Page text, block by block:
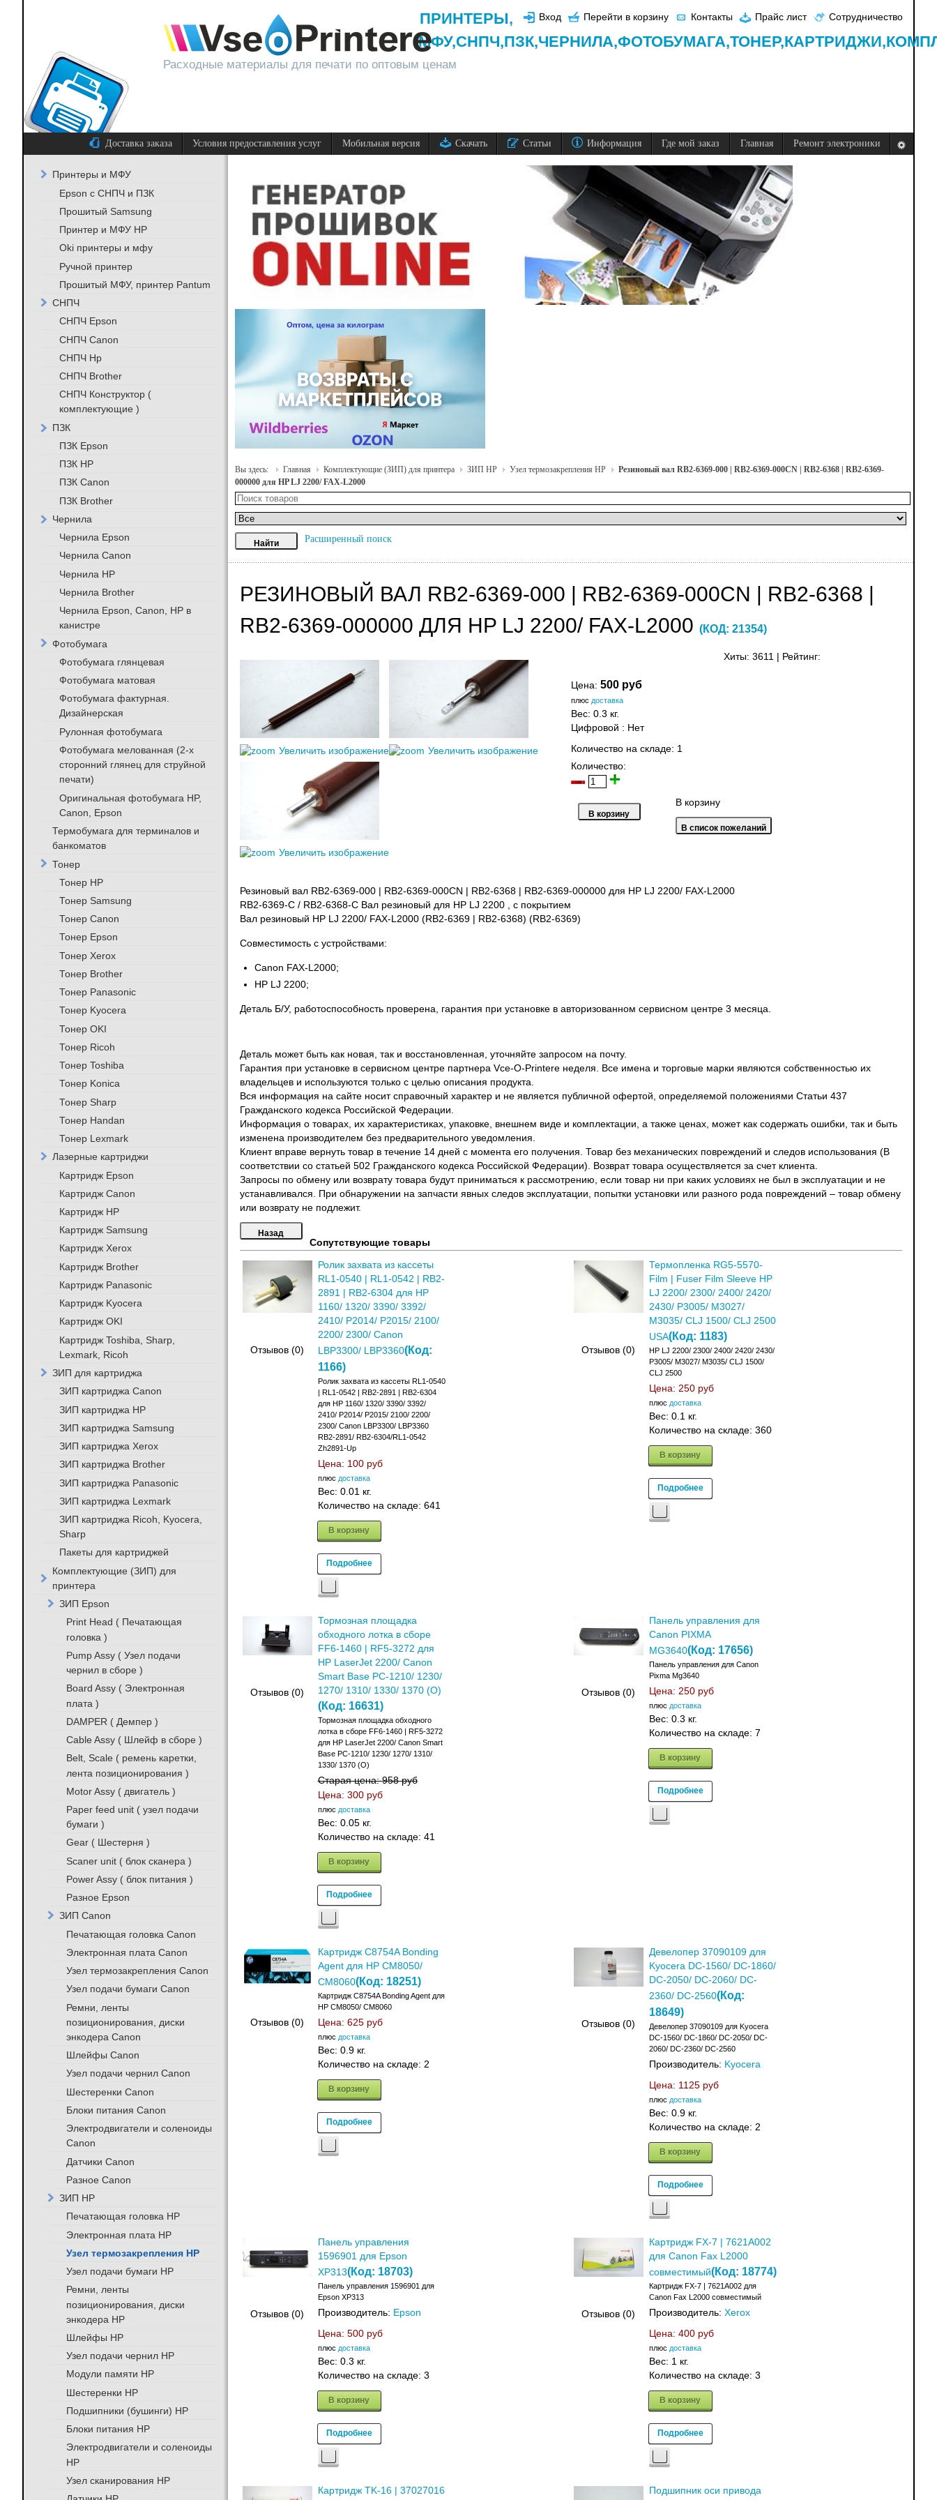
Расходные материалы для печати по оптовым ценам
Вход Перейти в корзину Контакты Прайс лист Сотрудничество
ПРИНТЕРЫ,
МФУ,СНПЧ,ПЗК,ЧЕРНИЛА,ФОТОБУМАГА,ТОНЕР,КАРТРИДЖИ,
Доставка заказа Условия предоставления услуг Мобильная версия Скачать Статьи Информация Где мой заказ Главная Ремонт электроники
Вы здесь: Главная Комплектующие (ЗИП) для принтера ЗИП HP Узел термозакрепления HP
Резиновый вал RB2-6369-000 | RB2-6369-000CN | RB2-6368 | RB2-6369-
000000 для HP LJ 2200/ FAX-L2000
Расширенный поиск
РЕЗИНОВЫЙ ВАЛ RB2-6369-000 | RB2-6369-000CN | RB2-6368 |
RB2-6369-000000 ДЛЯ HP LJ 2200/ FAX-L2000 (КОД: 21354)
Хиты: 3611 Рейтинг:
Увеличить изображение Увеличить изображение
Увеличить изображение
Цена: 500 руб
плюс доставка
Вес: 0.3 кг.
Цифровой : Нет
Количество на складе: 1
Количество:
В корзину
Резиновый вал RB2-6369-000 | RB2-6369-000CN | RB2-6368 | RB2-6369-000000 для HP LJ 2200/ FAX-L2000
RB2-6369-С / RB2-6368-С Вал резиновый для HP LJ 2200 , с покрытием
Вал резиновый НР LJ 2200/ FAX-L2000 (RB2-6369 | RB2-6368) (RB2-6369)
Совместимость с устройствами:
Canon FAX-L2000;
HP LJ 2200;
Деталь Б/У, работоспособность проверена, гарантия при установке в авторизованном сервисном центре 3 месяца.
Деталь может быть как новая, так и восстановленная, уточняйте запросом на почту.
Гарантия при установке в сервисном центре партнера Vce-O-Printere неделя. Все имена и торговые марки являются собственностью их
владельцев и используются только с целью описания продукта.
Вся информация на сайте носит справочный характер и не является публичной офертой, определяемой положениями Статьи 437
Гражданского кодекса Российской Федерации.
Информация о товарах, их характеристиках, упаковке, внешнем виде и комплектации, а также ценах, может как содержать ошибки, так и быть
изменена производителем без предварительного уведомления.
Клиент вправе вернуть товар в течение 14 дней с момента его получения. Товар без механических повреждений и следов использования (В
соответствии со статьей 502 Гражданского кодекса Российской Федерации). Возврат товара осуществляется за счет клиента.
Запросы по обмену или возврату товара будут приниматься к рассмотрению, если товар ни при каких условиях не был в эксплуатации и не
устанавливался. При обнаружении на запчасти явных следов эксплуатации, попытки установки или разного рода повреждений – товар обмену
или возврату не подлежит.
Сопутствующие товары
Отзывов (0)
Ролик захвата из кассеты
RL1-0540 | RL1-0542 | RB2-
2891 | RB2-6304 для HP
1160/ 1320/ 3390/ 3392/
2410/ P2014/ P2015/ 2100/
2200/ 2300/ Canon
LBP3300/ LBP3360(Код:
1166)
Ролик захвата из кассеты RL1-0540
| RL1-0542 | RB2-2891 | RB2-6304
для HP 1160/ 1320/ 3390/ 3392/
2410/ P2014/ P2015/ 2100/ 2200/
2300/ Canon LBP3300/ LBP3360
RB2-2891/ RB2-6304/RL1-0542
Zh2891-Up
Цена: 100 руб
плюс доставка
Вес: 0.01 кг.
Количество на складе: 641
В корзину
Подробнее
Отзывов (0)
Термопленка RG5-5570-
Film | Fuser Film Sleeve HP
LJ 2200/ 2300/ 2400/ 2420/
2430/ P3005/ M3027/
M3035/ CLJ 1500/ CLJ 2500
USA(Код: 1183)
HP LJ 2200/ 2300/ 2400/ 2420/ 2430/
P3005/ M3027/ M3035/ CLJ 1500/
CLJ 2500
Цена: 250 руб
плюс доставка
Вес: 0.1 кг.
Количество на складе: 360
В корзину
Подробнее
Отзывов (0)
Тормозная площадка
обходного лотка в сборе
FF6-1460 | RF5-3272 для
HP LaserJet 2200/ Canon
Smart Base PC-1210/ 1230/
1270/ 1310/ 1330/ 1370 (О)
(Код: 16631)
Тормозная площадка обходного
лотка в сборе FF6-1460 | RF5-3272
для HP LaserJet 2200/ Canon Smart
Base PC-1210/ 1230/ 1270/ 1310/
1330/ 1370 (О)
Старая цена:958 руб
Цена: 300 руб
плюс доставка
Вес: 0.05 кг.
Количество на складе: 41
В корзину
Подробнее
Отзывов (0)
Панель управления для
Canon PIXMA
MG3640(Код: 17656)
Панель управления для Canon
Pixma Mg3640
Цена: 250 руб
плюс доставка
Вес: 0.3 кг.
Количество на складе: 7
В корзину
Подробнее
Отзывов (0)
Картридж C8754A Bonding
Agent для HP CM8050/
CM8060(Код: 18251)
Картридж C8754A Bonding Agent для
HP CM8050/ CM8060
Цена: 625 руб
плюс доставка
Вес: 0.9 кг.
Количество на складе: 2
В корзину
Подробнее
Отзывов (0)
Девелопер 37090109 для
Kyocera DC-1560/ DC-1860/
DC-2050/ DC-2060/ DC-
2360/ DC-2560(Код:
18649)
Девелопер 37090109 для Kyocera
DC-1560/ DC-1860/ DC-2050/ DC-
2060/ DC-2360/ DC-2560
Производитель: Kyocera
Цена: 1125 руб
плюс доставка
Вес: 0.9 кг.
Количество на складе: 2
В корзину
Подробнее
Отзывов (0)
Панель управления
1596901 для Epson
XP313(Код: 18703)
Панель управления 1596901 для
Epson XP313
Производитель: Epson
Цена: 500 руб
плюс доставка
Вес: 0.3 кг.
Количество на складе: 3
В корзину
Подробнее
Отзывов (0)
Картридж FX-7 | 7621A002
для Canon Fax L2000
совместимый(Код: 18774)
Картридж FX-7 | 7621A002 для
Canon Fax L2000 совместимый
Производитель: Xerox
Цена: 400 руб
плюс доставка
Вес: 1 кг.
Количество на складе: 3
В корзину
Подробнее
Картридж TK-16 | 37027016
Подшипник оси привода
Принтеры и МФУ
Epson с СНПЧ и ПЗК
Прошитый Samsung
Принтер и МФУ HP
Oki принтеры и мфу
Ручной принтер
Прошитый МФУ, принтер Pantum
СНПЧ
СНПЧ Epson
СНПЧ Canon
СНПЧ Hp
СНПЧ Brother
СНПЧ Конструктор (
комплектующие )
ПЗК
ПЗК Epson
ПЗК HP
ПЗК Canon
ПЗК Brother
Чернила
Чернила Epson
Чернила Canon
Чернила HP
Чернила Brother
Чернила Epson, Canon, HP в
канистре
Фотобумага
Фотобумага глянцевая
Фотобумага матовая
Фотобумага фактурная.
Дизайнерская
Рулонная фотобумага
Фотобумага мелованная (2-х
сторонний глянец для струйной
печати)
Оригинальная фотобумага HP,
Canon, Epson
Термобумага для терминалов и
банкоматов
Тонер
Тонер HP
Тонер Samsung
Тонер Canon
Тонер Epson
Тонер Xerox
Тонер Brother
Тонер Panasonic
Тонер Kyocera
Тонер OKI
Тонер Ricoh
Тонер Toshiba
Тонер Konica
Тонер Sharp
Тонер Handan
Тонер Lexmark
Лазерные картриджи
Картридж Epson
Картридж Canon
Картридж HP
Картридж Samsung
Картридж Xerox
Картридж Brother
Картридж Panasonic
Картридж Kyocera
Картридж OKI
Картридж Toshiba, Sharp,
Lexmark, Ricoh
ЗИП для картриджа
ЗИП картриджа Canon
ЗИП картриджа HP
ЗИП картриджа Samsung
ЗИП картриджа Xerox
ЗИП картриджа Brother
ЗИП картриджа Panasonic
ЗИП картриджа Lexmark
ЗИП картриджа Ricoh, Kyocera,
Sharp
Пакеты для картриджей
Комплектующие (ЗИП) для
принтера
ЗИП Epson
Print Head ( Печатающая
головка )
Pump Assy ( Узел подачи
чернил в сборе )
Board Assy ( Электронная
плата )
DAMPER ( Демпер )
Cable Assy ( Шлейф в сборе )
Belt, Scale ( ремень каретки,
лента позиционирования )
Motor Assy ( двигатель )
Paper feed unit ( узел подачи
бумаги )
Gear ( Шестерня )
Scaner unit ( блок сканера )
Power Assy ( блок питания )
Разное Epson
ЗИП Canon
Печатающая головка Canon
Электронная плата Canon
Узел термозакрепления Canon
Узел подачи бумаги Canon
Ремни, ленты
позиционирования, диски
энкодера Canon
Шлейфы Canon
Узел подачи чернил Canon
Шестеренки Canon
Блоки питания Canon
Электродвигатели и соленоиды
Canon
Датчики Canon
Разное Canon
ЗИП HP
Печатающая головка HP
Электронная плата HP
Узел термозакрепления HP
Узел подачи бумаги HP
Ремни, ленты
позиционирования, диски
энкодера HP
Шлейфы HP
Узел подачи чернил HP
Модули памяти HP
Шестеренки HP
Подшипники (бушинги) HP
Блоки питания HP
Электродвигатели и соленоиды
HP
Узел сканирования HP